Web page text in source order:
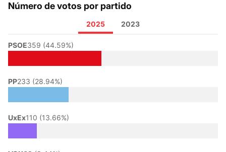
Número de votos por partido
2025 2023
PSOE359 (44.59%)
PP233 (28.94%)
UxEx110 (13.66%)